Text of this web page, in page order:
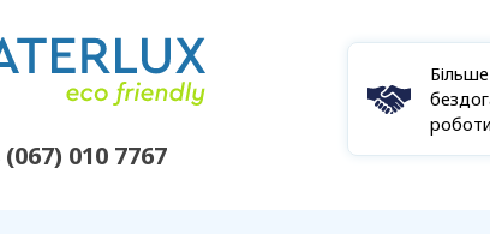
(067) 010 7767
роботи